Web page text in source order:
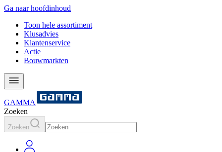
Ga naar hoofdinhoud
Toon hele assortiment
Klusadvies
Klantenservice
Actie
Bouwmarkten
GAMMA
Zoeken
Zoeken